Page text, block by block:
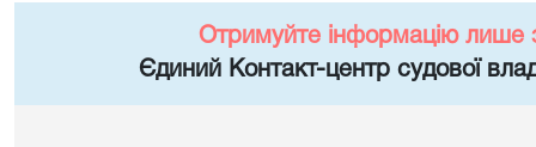
Отримуйте інформацію лише
Єдиний Контакт-центр судової